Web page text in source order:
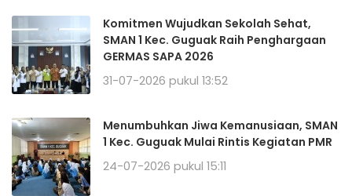
Komitmen Wujudkan Sekolah Sehat,
SMAN 1 Kec. Guguak Raih Penghargaan
GERMAS SAPA 2026
31-07-2026 pukul 13:52
Menumbuhkan Jiwa Kemanusiaan, SMAN
1 Kec. Guguak Mulai Rintis Kegiatan PMR
24-07-2026 pukul 15:11